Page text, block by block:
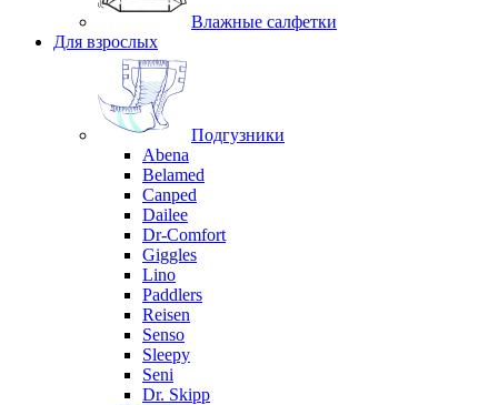
Влажные салфетки
Для взрослых
Подгузники
Abena
Belamed
Canped
Dailee
Dr-Comfort
Giggles
Lino
Paddlers
Reisen
Senso
Sleepy
Seni
Dr. Skipp